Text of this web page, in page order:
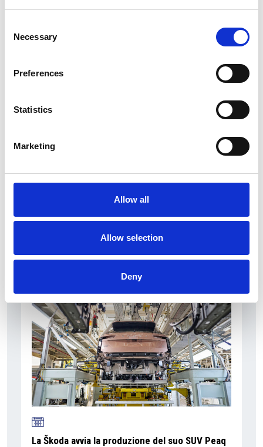
Selection
Necessary
Preferences
Statistics
Marketing
Allow all
Allow selection
Deny
Nel primo semestre è aumentata fortemente la
costruzione di nuove abitazioni
Repubblica Ceca
La Škoda avvia la produzione del suo SUV Peaq